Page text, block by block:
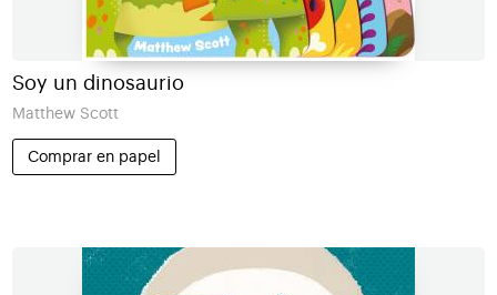
Soy un dinosaurio
Matthew Scott
Comprar en papel